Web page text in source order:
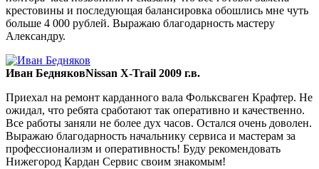
крестовины и последующая балансировка обошлись мне чуть
больше 4 000 рублей. Выражаю благодарность мастеру
Александру.
Иван БедняковNissan X-Trail 2009 г.в.
Приехал на ремонт карданного вала Фольксваген Крафтер. Не
ожидал, что ребята сработают так оперативно и качественно.
Все работы заняли не более дух часов. Остался очень доволен.
Выражаю благодарность начальнику сервиса и мастерам за
профессионализм и оперативность! Буду рекомендовать
Нижегород Кардан Сервис своим знакомым!